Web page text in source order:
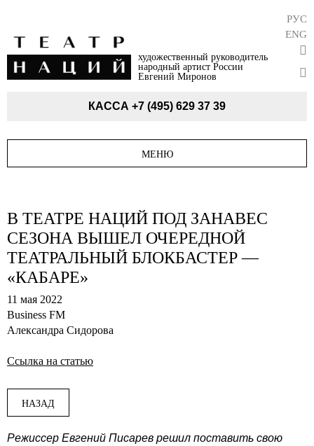
художественный руководитель
народный артист России
Евгений Миронов
РУС
ENG
КАССА +7 (495) 629 37 39
МЕНЮ
В ТЕАТРЕ НАЦИЙ ПОД ЗАНАВЕС
СЕЗОНА ВЫШЕЛ ОЧЕРЕДНОЙ
ТЕАТРАЛЬНЫЙ БЛОКБАСТЕР —
«КАБАРЕ»
11 мая 2022
Business FM
Александра Сидорова
Ссылка на статью
НАЗАД
Режиссер Евгений Писарев решил поставить свою